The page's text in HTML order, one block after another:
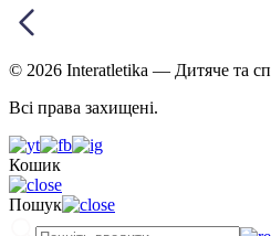
© 2026 Interatletika — Дитяче та
Всі права захищені.
Кошик
Пошук